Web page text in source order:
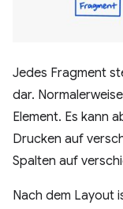
Jedes Fragment
dar.
Element. Es kann
Drucken auf
Spalten auf
Nach dem Layout